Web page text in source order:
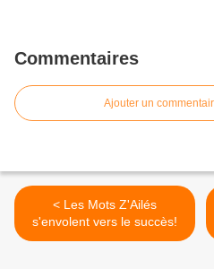
Commentaires
Ajouter un
< Les Mots Z'Ailés
s'envolent vers le succès!